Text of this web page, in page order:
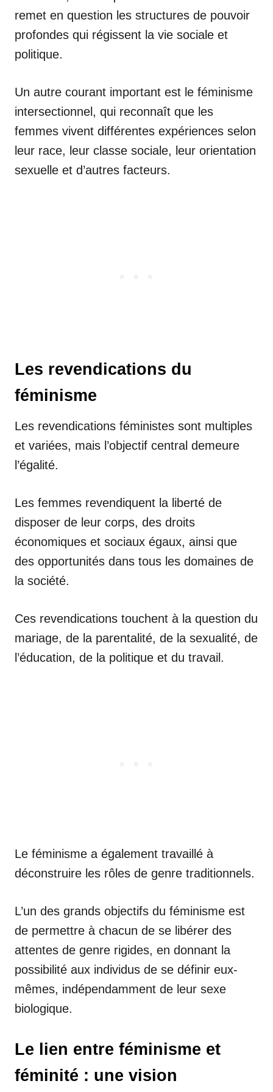
remet en question les structures de pouvoir
profondes qui régissent la vie sociale et
politique.
Un autre courant important est le féminisme
intersectionnel, qui reconnaît que les
femmes vivent différentes expériences selon
leur race, leur classe sociale, leur orientation
sexuelle et d’autres facteurs.
Les revendications du
féminisme
Les revendications féministes sont multiples
et variées, mais l’objectif central demeure
l’égalité.
Les femmes revendiquent la liberté de
disposer de leur corps, des droits
économiques et sociaux égaux, ainsi que
des opportunités dans tous les domaines de
la société.
Ces revendications touchent à la question du
mariage, de la parentalité, de la sexualité, de
l’éducation, de la politique et du travail.
Le féminisme a également travaillé à
déconstruire les rôles de genre traditionnels.
L’un des grands objectifs du féminisme est
de permettre à chacun de se libérer des
attentes de genre rigides, en donnant la
possibilité aux individus de se définir eux-
mêmes, indépendamment de leur sexe
biologique.
Le lien entre féminisme et
féminité : une vision